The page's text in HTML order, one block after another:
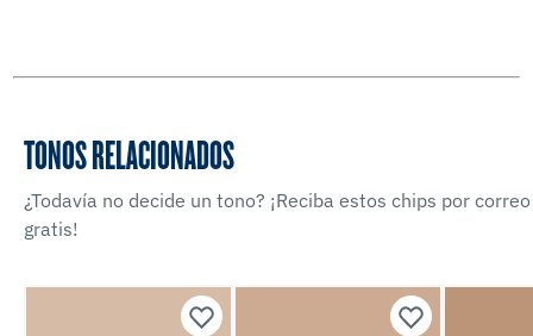
TONOS RELACIONADOS
¿Todavía no decide un tono? ¡Reciba estos chips por correo
gratis!